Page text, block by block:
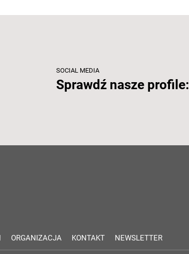
SOCIAL MEDIA
Sprawdź nasze profile:
ORGANIZACJA KONTAKT NEWSLETTER